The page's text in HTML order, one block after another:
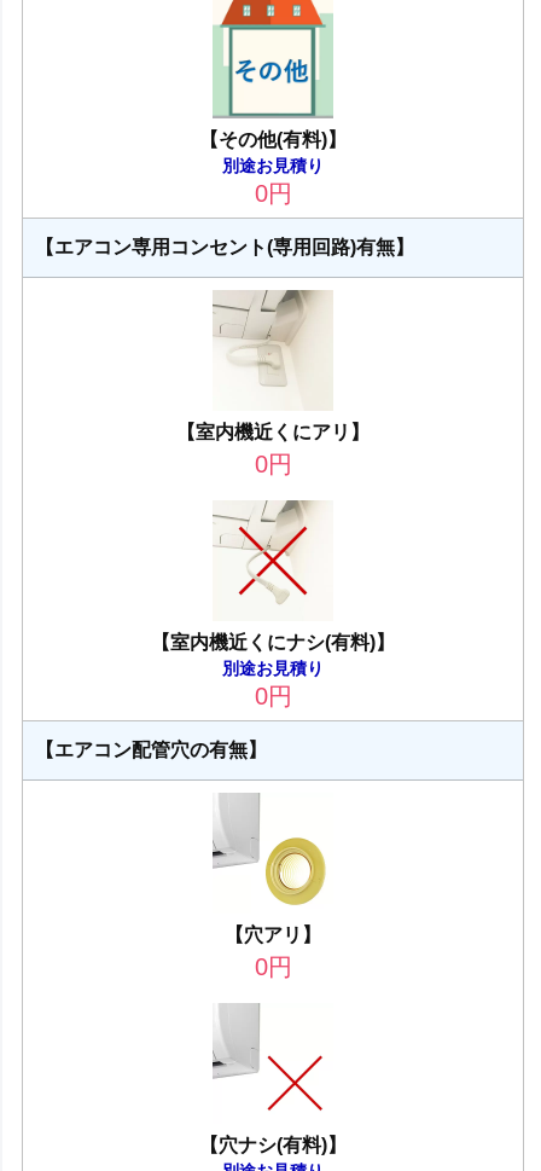
【その他(有料)】
別途お見積り
0円
【エアコン専用コンセント(専用回路)有無】
【室内機近くにアリ】
0円
【室内機近くにナシ(有料)】
別途お見積り
0円
【エアコン配管穴の有無】
【穴アリ】
0円
【穴ナシ(有料)】